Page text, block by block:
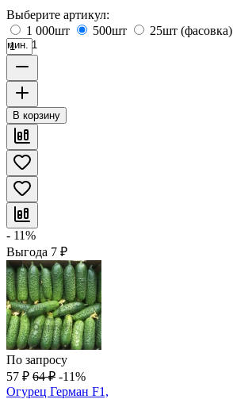
Выберите артикул:
1 000шт
500шт 25шт (фасовка)
мин. 1
В корзину
- 11%
Выгода 7 ₽
По запросу
57 ₽ 64 ₽ -11%
Огурец Герман F1,